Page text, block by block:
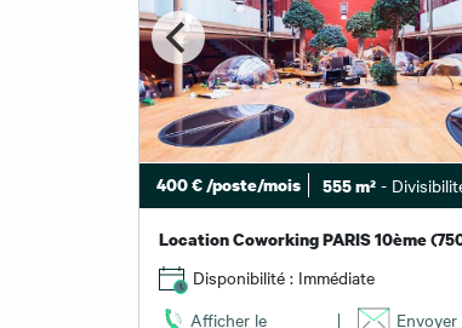
400 € /poste/mois 555 m² -
Location Coworking PARIS 10ème
Disponibilité : Immédiate
Afficher le
Envoyer